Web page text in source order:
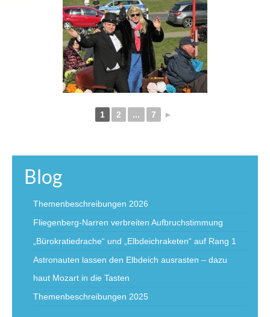
1 2 ... 7 ►
Blog
Themenbeschreibungen 2026
Fliegenberg-Narren verbreiten Aufbruchstimmung
„Bürokratiedrache“ und „Elbdeichraketen“ auf Rang 1
Astronauten lassen den Elbdeich ausrasten – dazu
haut Mozart in die Tasten
Themenbeschreibungen 2025